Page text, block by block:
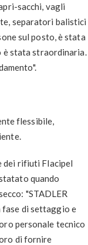
sacchi, vagli
separatori balistici
sul posto, è stata
stata straordinaria.
flessibile,
dei rifiuti Flacipel
quando
"STADLER
di settaggio e
personale tecnico
di fornire